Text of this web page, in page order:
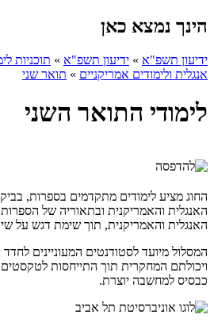
הינך נמצא כאן
ידיעון תשפ"א » ידיעון תשפ"א » תוכניות
אנגלית ולימודים אמריקניים » תואר שני
לימודי התואר השני
החוג מציע לימודים מתקדמים בספרות,
האנגלית והאמריקנית ובתאוריה של
האנגלית והאמריקנית, תוך שימת דגש על
המסלול מיועד לסטודנטים המעוניינים
ויכולתם המחקרית תוך התייחסות
כבסיס למחשבה יוצרת.